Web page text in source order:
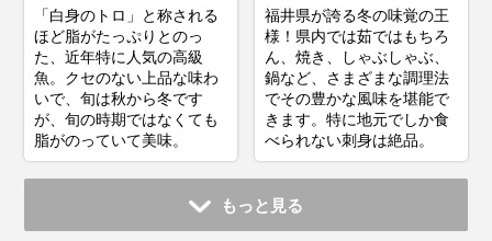
「白身のトロ」と称される
ほど脂がたっぷりとのっ
た、近年特に人気の高級
魚。クセのない上品な味わ
いで、旬は秋から冬です
が、旬の時期ではなくても
脂がのっていて美味。
福井県が誇る冬の味覚の王
様！県内では茹ではもちろ
ん、焼き、しゃぶしゃぶ、
鍋など、さまざまな調理法
でその豊かな風味を堪能で
きます。特に地元でしか食
べられない刺身は絶品。
もっと見る